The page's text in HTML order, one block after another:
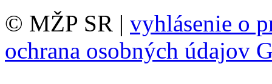
© MŽP SR | vyhlásenie o
ochrana osobných údajov